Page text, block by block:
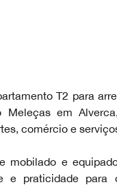
T2 para
Meleças em
comércio e
mobilado e
e praticidade para